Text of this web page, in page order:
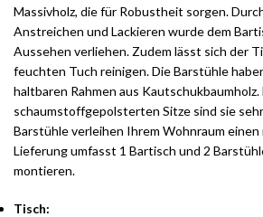
Massivholz, die für Robustheit sorgen.
Anstreichen und Lackieren wurde dem
Aussehen verliehen. Zudem lässt sich der
feuchten Tuch reinigen. Die Barstühle
haltbaren Rahmen aus Kautschukbaumholz.
schaumstoffgepolsterten Sitze sind sie
Barstühle verleihen Ihrem Wohnraum
Lieferung umfasst 1 Bartisch und 2
montieren.
Tisch: